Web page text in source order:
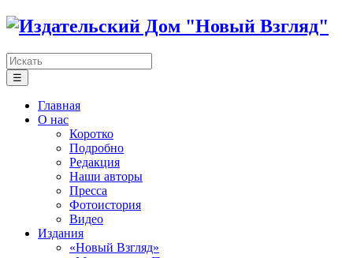
☰
Главная
О нас
Коротко
Подробно
Редакция
Наши авторы
Пресса
Фотоистория
Видео
Издания
«Новый Взгляд»